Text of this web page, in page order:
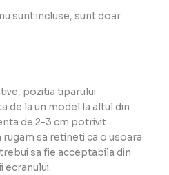
sunt incluse, sunt doar
pozitia tiparului
de la un model la altul din
de 2-3 cm potrivit
sa retineti ca o usoara
sa fie acceptabila din
ecranului.